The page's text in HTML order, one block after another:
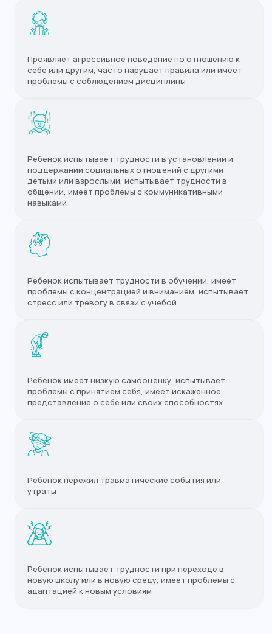
Проявляет агрессивное поведение по отношению к
себе или другим, часто нарушает правила или имеет
проблемы с соблюдением дисциплины
Ребенок испытывает трудности в установлении и
поддержании социальных отношений с другими
детьми или взрослыми, испытывает трудности в
общении, имеет проблемы с коммуникативными
навыками
Ребенок испытывает трудности в обучении, имеет
проблемы с концентрацией и вниманием, испытывает
стресс или тревогу в связи с учебой
Ребенок имеет низкую самооценку, испытывает
проблемы с принятием себя, имеет искаженное
представление о себе или своих способностях
Ребенок пережил травматические события или
утраты
Ребенок испытывает трудности при переходе в
новую школу или в новую среду, имеет проблемы с
адаптацией к новым условиям
Если вы заметили любой
из перечисленных симптомов —
к педагогу-психологу